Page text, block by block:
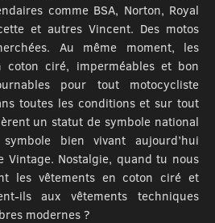
comme BSA, Norton, Royal
et autres Vincent. Des motos
Au même moment, les
coton ciré, imperméables et bon
pour tout motocycliste
toutes les conditions et sur tout
un statut de symbole national
bien vivant aujourd’hui
Vintage. Nostalgie, quand tu nous
les vêtements en coton ciré et
ils aux vêtements techniques
modernes ?